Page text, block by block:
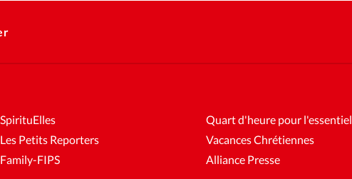
SpirituElles
Les Petits Reporters
Family-FIPS
Quart d'heure pour l'essentiel
Vacances Chrétiennes
Alliance Presse